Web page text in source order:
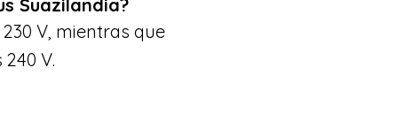
Suazilandia?
V, mientras que
V.